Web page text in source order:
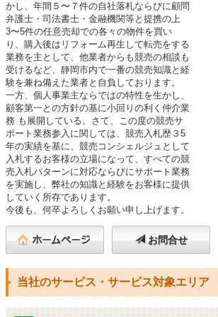
かし、年間５〜７件の自社落札ならびに顧問
弁護士・司法書士・金融機関等と提携の上
3〜5件の任意売却での各々の物件を買い
り、購入後はリフォーム再生して転売をする
業務を主として、他業者からも競売の相談も
受けるなど、静岡市内で一番の競売知識と経
験を兼ね備えた業者と自負しております。
一方、個人事業主ならではの特性を生かし、
顧客第一との方針の基に小回りの利く仲介業
務 も展開している。さて、この度の競売サ
ポート業務参入に関しては、競売入札歴３5
年の実績を基に、競売コンシェルジュとして
入札するお客様の立場になって、すべての競
売入札パターンに対応ならびにサポート業務
を実施し、弊社の知識と経験をお客様に提供
していく所存であります。
今後も、何卒よろしくお願い申し上げます。
お問合せ
当社のサービス・サービス対象エリア